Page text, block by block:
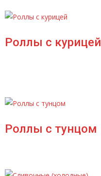
Роллы с курицей
Роллы с тунцом